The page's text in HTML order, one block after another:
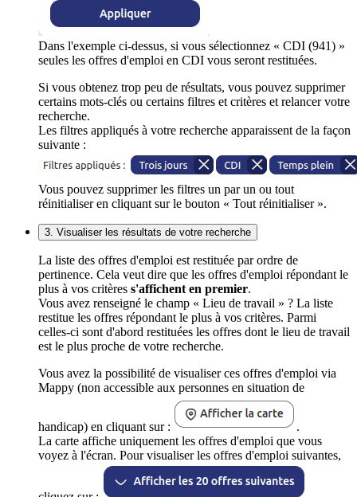
Dans l'exemple ci-dessus, si vous sélectionnez « CDI (941) »
seules les offres d'emploi en CDI vous seront restituées.
Si vous obtenez trop peu de résultats, vous pouvez supprimer
certains mots-clés ou certains filtres et critères et relancer votre
recherche.
Les filtres appliqués à votre recherche apparaissent de la façon
suivante :
Vous pouvez supprimer les filtres un par un ou tout
réinitialiser en cliquant sur le bouton « Tout réinitialiser ».
3. Visualiser les résultats de votre recherche
La liste des offres d'emploi est restituée par ordre de
pertinence. Cela veut dire que les offres d'emploi répondant le
plus à vos critères s'affichent en premier.
Vous avez renseigné le champ « Lieu de travail » ? La liste
restitue les offres répondant le plus à vos critères. Parmi
celles-ci sont d'abord restituées les offres dont le lieu de travail
est le plus proche de votre recherche.
Vous avez la possibilité de visualiser ces offres d'emploi via
Mappy (non accessible aux personnes en situation de
handicap) en cliquant sur :
.
La carte affiche uniquement les offres d'emploi que vous
voyez à l'écran. Pour visualiser les offres d'emploi suivantes,